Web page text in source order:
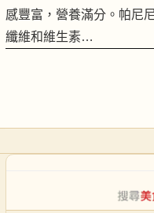
感豐富，營養滿分。帕尼
纖維和維生素…